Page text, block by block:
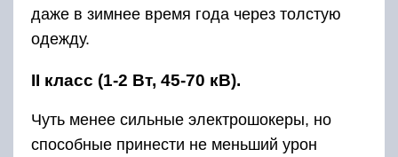
даже в зимнее время года через толстую
одежду.
II класс (1-2 Вт, 45-70 кВ).
Чуть менее сильные электрошокеры, но
способные принести не меньший урон